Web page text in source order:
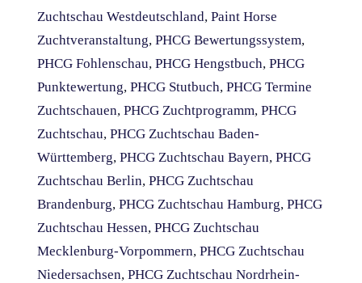
Zuchtschau Westdeutschland, Paint Horse
Zuchtveranstaltung, PHCG Bewertungssystem,
PHCG Fohlenschau, PHCG Hengstbuch, PHCG
Punktewertung, PHCG Stutbuch, PHCG Termine
Zuchtschauen, PHCG Zuchtprogramm, PHCG
Zuchtschau, PHCG Zuchtschau Baden-
Württemberg, PHCG Zuchtschau Bayern, PHCG
Zuchtschau Berlin, PHCG Zuchtschau
Brandenburg, PHCG Zuchtschau Hamburg, PHCG
Zuchtschau Hessen, PHCG Zuchtschau
Mecklenburg-Vorpommern, PHCG Zuchtschau
Niedersachsen, PHCG Zuchtschau Nordrhein-